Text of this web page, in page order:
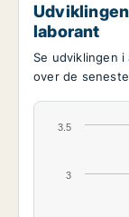
laborant
Se udviklingen
over de
3
3.5